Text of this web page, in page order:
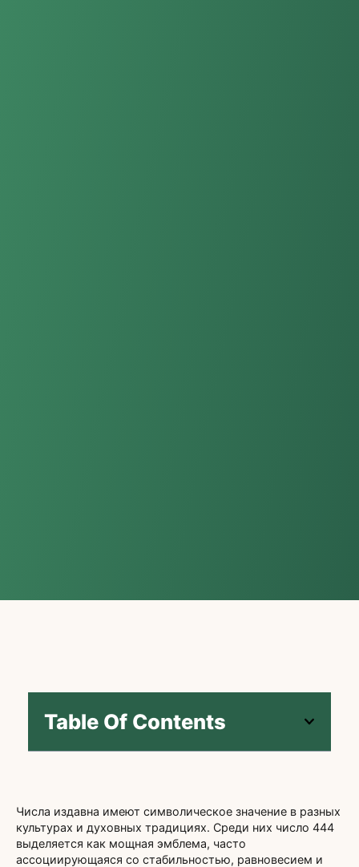
Table Of Contents
Числа издавна имеют символическое значение в разных
культурах и духовных традициях. Среди них число 444
выделяется как мощная эмблема, часто
ассоциирующаяся со стабильностью, равновесием и